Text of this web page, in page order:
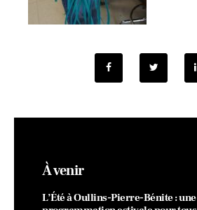
À venir
L’Été à Oullins-Pierre-Bénite : une